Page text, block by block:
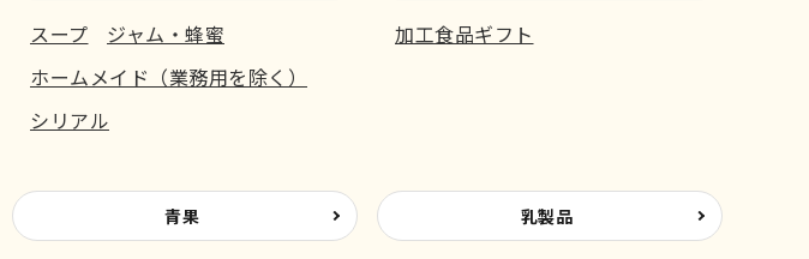
スープ
ジャム・蜂蜜
ホームメイド（業務用を除く）
シリアル
加工食品ギフト
青果 乳製品